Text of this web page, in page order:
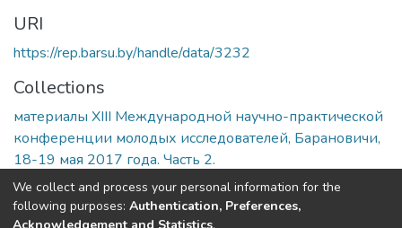
URI
https://rep.barsu.by/handle/data/3232
Collections
материалы XIIІ Международной научно-практической
конференции молодых исследователей, Барановичи,
18-19 мая 2017 года. Часть 2.
Full item page
We collect and process your personal information for the
following purposes: Authentication, Preferences,